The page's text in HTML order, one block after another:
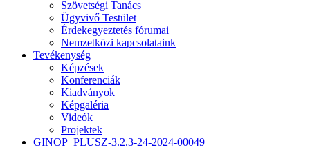
Szövetségi Tanács
Ügyvivő Testület
Érdekegyeztetés fórumai
Nemzetközi kapcsolataink
Tevékenység
Képzések
Konferenciák
Kiadványok
Képgaléria
Videók
Projektek
GINOP_PLUSZ-3.2.3-24-2024-00049